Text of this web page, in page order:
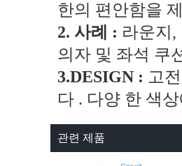
한의 편안함을
2. 사례 : 라운지,
의자 및 좌석 쿠
3.DESIGN : 고
다 . 다양 한 색
관련 제품